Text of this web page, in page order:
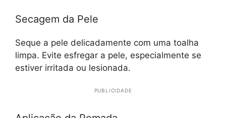
Secagem da Pele
Seque a pele delicadamente com uma toalha
limpa. Evite esfregar a pele, especialmente se
estiver irritada ou lesionada.
PUBLICIDADE